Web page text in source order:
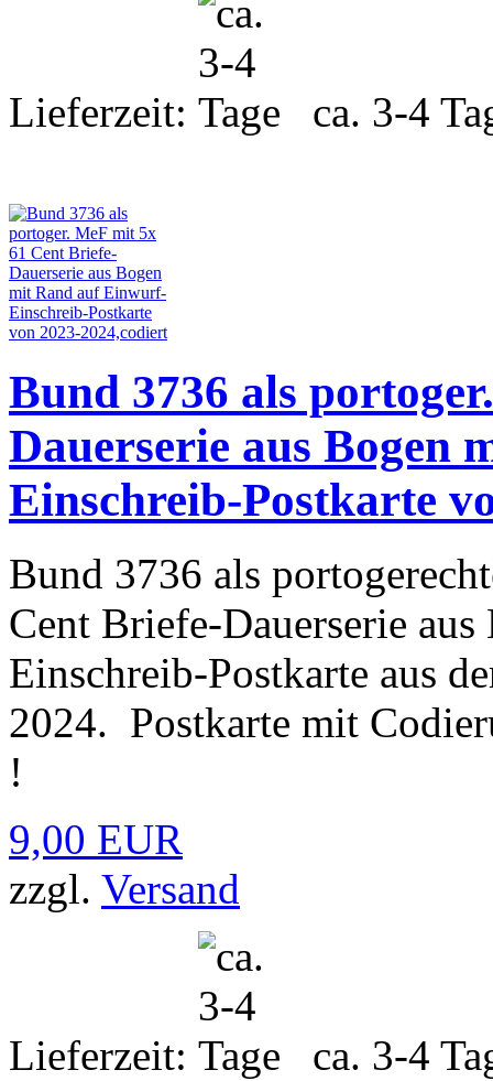
Lieferzeit: ca. 3-4
Bund 3736 als
Dauerserie aus Bogen
Einschreib-Postkarte
Bund 3736 als
Cent Briefe-Dauerserie
Einschreib-Postkarte aus
2024. Postkarte mit
!
9,00 EUR
zzgl. Versand
Lieferzeit: ca. 3-4